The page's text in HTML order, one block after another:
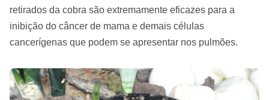
retirados da cobra são extremamente eficazes para a
inibição do câncer de mama e demais células
cancerígenas que podem se apresentar nos pulmões.